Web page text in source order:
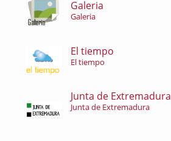
Galeria
Galeria
El tiempo
El tiempo
Junta de Extremadura
Junta de Extremadura